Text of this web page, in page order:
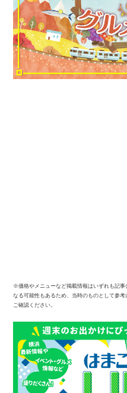
※価格やメニューなど掲載情報はいずれも記
なる可能性もあるため、当時のものとして参
ご確認ください。